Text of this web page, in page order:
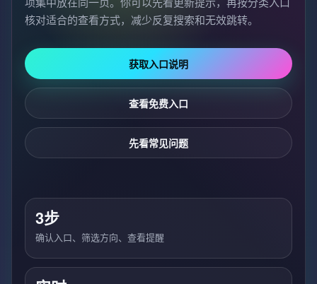
核对适合的查看方式，减少反复搜索和无效跳转。
获取入口说明
查看免费入口
先看常见问题
3步
确认入口、筛选方向、查看提醒